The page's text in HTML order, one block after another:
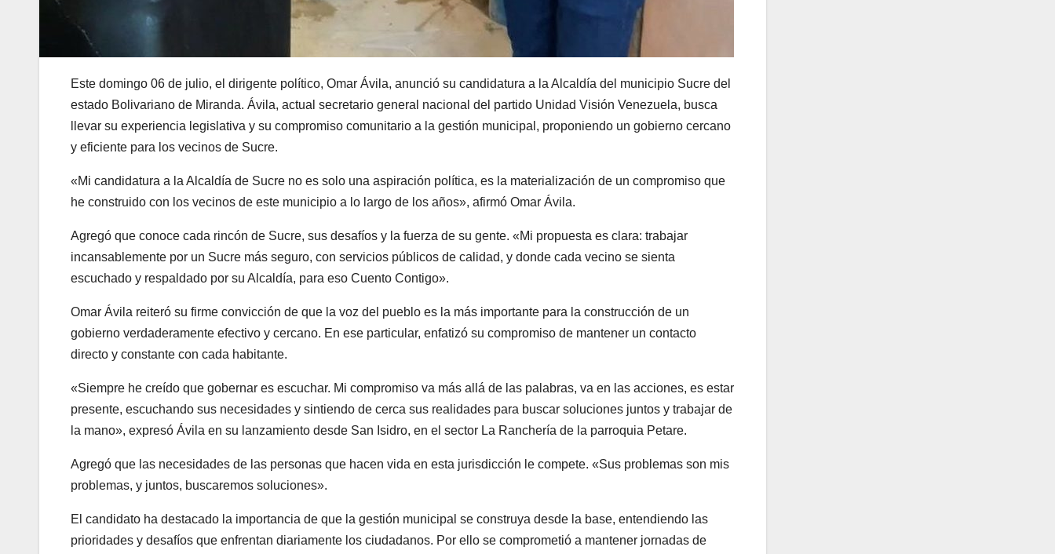
Este domingo 06 de julio, el dirigente político, Omar Ávila, anunció su candidatura a la Alcaldía del municipio Sucre del
estado Bolivariano de Miranda. Ávila, actual secretario general nacional del partido Unidad Visión Venezuela, busca
llevar su experiencia legislativa y su compromiso comunitario a la gestión municipal, proponiendo un gobierno cercano
y eficiente para los vecinos de Sucre.
«Mi candidatura a la Alcaldía de Sucre no es solo una aspiración política, es la materialización de un compromiso que
he construido con los vecinos de este municipio a lo largo de los años», afirmó Omar Ávila.
Agregó que conoce cada rincón de Sucre, sus desafíos y la fuerza de su gente. «Mi propuesta es clara: trabajar
incansablemente por un Sucre más seguro, con servicios públicos de calidad, y donde cada vecino se sienta
escuchado y respaldado por su Alcaldía, para eso Cuento Contigo».
Omar Ávila reiteró su firme convicción de que la voz del pueblo es la más importante para la construcción de un
gobierno verdaderamente efectivo y cercano. En ese particular, enfatizó su compromiso de mantener un contacto
directo y constante con cada habitante.
«Siempre he creído que gobernar es escuchar. Mi compromiso va más allá de las palabras, va en las acciones, es estar
presente, escuchando sus necesidades y sintiendo de cerca sus realidades para buscar soluciones juntos y trabajar de
la mano», expresó Ávila en su lanzamiento desde San Isidro, en el sector La Ranchería de la parroquia Petare.
Agregó que las necesidades de las personas que hacen vida en esta jurisdicción le compete. «Sus problemas son mis
problemas, y juntos, buscaremos soluciones».
El candidato ha destacado la importancia de que la gestión municipal se construya desde la base, entendiendo las
prioridades y desafíos que enfrentan diariamente los ciudadanos. Por ello se comprometió a mantener jornadas de